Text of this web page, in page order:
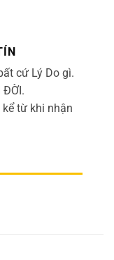
cứ Lý Do gì.
ĐỜI.
từ khi nhận